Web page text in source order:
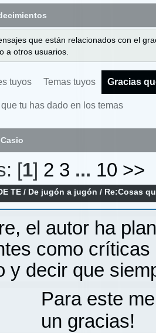
que están relacionados con el
a otros usuarios.
tuyos Temas tuyos Gracias
tu has dado en los temas
[1] 2 3 ... 10 >>
TE / De jugón a jugón / Re:Cosas
el autor ha
como
y decir que
Para este
un gracias!